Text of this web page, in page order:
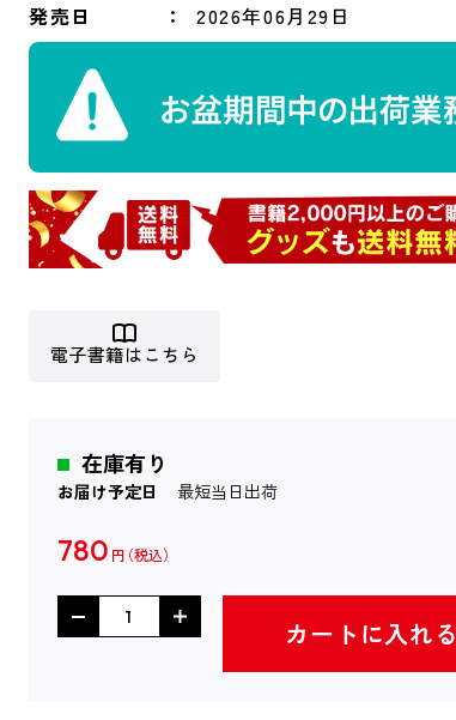
発売日 2026年06月29日
電子書籍はこちら
在庫有り
お届け予定日 最短当日出荷
780 円
カートに入れる